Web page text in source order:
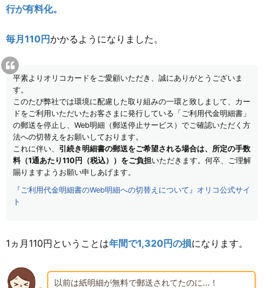
行が有料化。
毎月110円かかるようになりました。
平素よりオリコカードをご愛顧いただき、誠にありがとうございま
す。
このたび弊社では環境に配慮した取り組みの一環と致しまして、カー
ドをご利用いただいたお客さまに発行している「ご利用代金明細書」
の郵送を停止し、Web明細（郵送停止サービス）でご確認いただく方
法への切替えをお願いしております。
これに伴い、 引続き明細書の郵送をご希望される場合は、所定の手数
料（1通あたり110円（税込））をご負担いただきます。何卒、ご理解
賜りますようお願い申しあげます。
『ご利用代金明細書のWeb明細への切替えについて』オリコ公式サイ
ト
1ヵ月110円ということは年間で1,320円の損になります。
以前は紙明細が無料で郵送されてたのに…！